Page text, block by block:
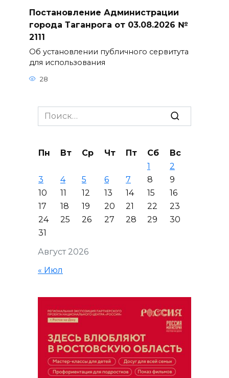
Постановление Администрации
города Таганрога от 03.08.2026 №
2111
Об установлении публичного сервитута
для использования
28
Search
for:
Август 2026
Пн Вт Ср Чт Пт Сб
Вс
1
2
3
4 5 6 7 8
9
10
11 12 13 14 15
16
17
18 19 20 21 22
23
24
25 26 27 28 29
30
31
« Июл